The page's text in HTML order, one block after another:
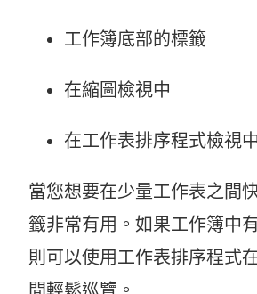
工作簿底部的標籤
在縮圖檢視中
在工作表排序程式檢視中
當您想要在少量工作表之間
籤非常有用。如果工作簿中
則可以使用工作表排序程式